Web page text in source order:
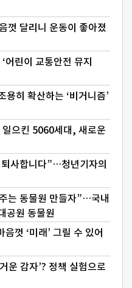
껏 달리니 운동이 좋아졌
어린이 교통안전 뮤지
용히 확산하는 ‘비거니즘’
일으킨 5060세대, 새로운
사합니다”…청년기자의
는 동물원 만들자”…국내
공원 동물원
껏 ‘미래’ 그릴 수 있어
운 감자’? 정책 실험으로